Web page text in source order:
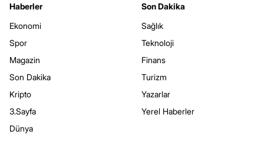
Haberler
Ekonomi
Spor
Magazin
Son Dakika
Kripto
3.Sayfa
Dünya
Son Dakika
Sağlık
Teknoloji
Finans
Turizm
Yazarlar
Yerel Haberler